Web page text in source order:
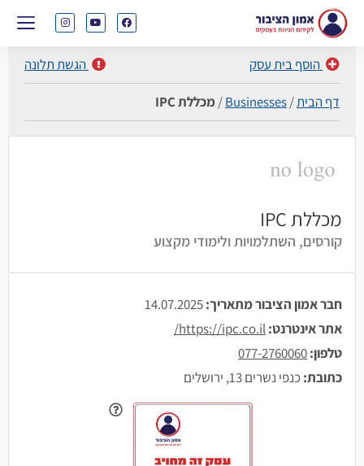
הוסף בית עסק הגשת תלונה
דף הבית/
Businesses
/ מכללת IPC
מכללת IPC
קורסים, השתלמויות ולימודי מקצוע
חבר אמון הציבור מתאריך:
אתר אינטרנט:https://ipc.co.il/
טלפון:077-2760060
כתובת: כנפי נשרים 13, ירושלים